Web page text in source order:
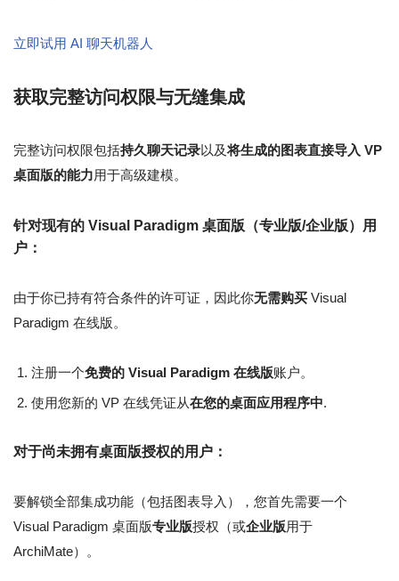
立即试用 AI 聊天机器人
获取完整访问权限与无缝集成
完整访问权限包括持久聊天记录以及将生成的图表直接导入 VP
桌面版的能力用于高级建模。
针对现有的 Visual Paradigm 桌面版（专业版/企业版）用
户：
由于你已持有符合条件的许可证，因此你无需购买 Visual
Paradigm 在线版。
注册一个免费的 Visual Paradigm 在线版账户。
使用您新的 VP 在线凭证从在您的桌面应用程序中.
对于尚未拥有桌面版授权的用户：
要解锁全部集成功能（包括图表导入），您首先需要一个
Visual Paradigm 桌面版专业版授权（或企业版用于
ArchiMate）。